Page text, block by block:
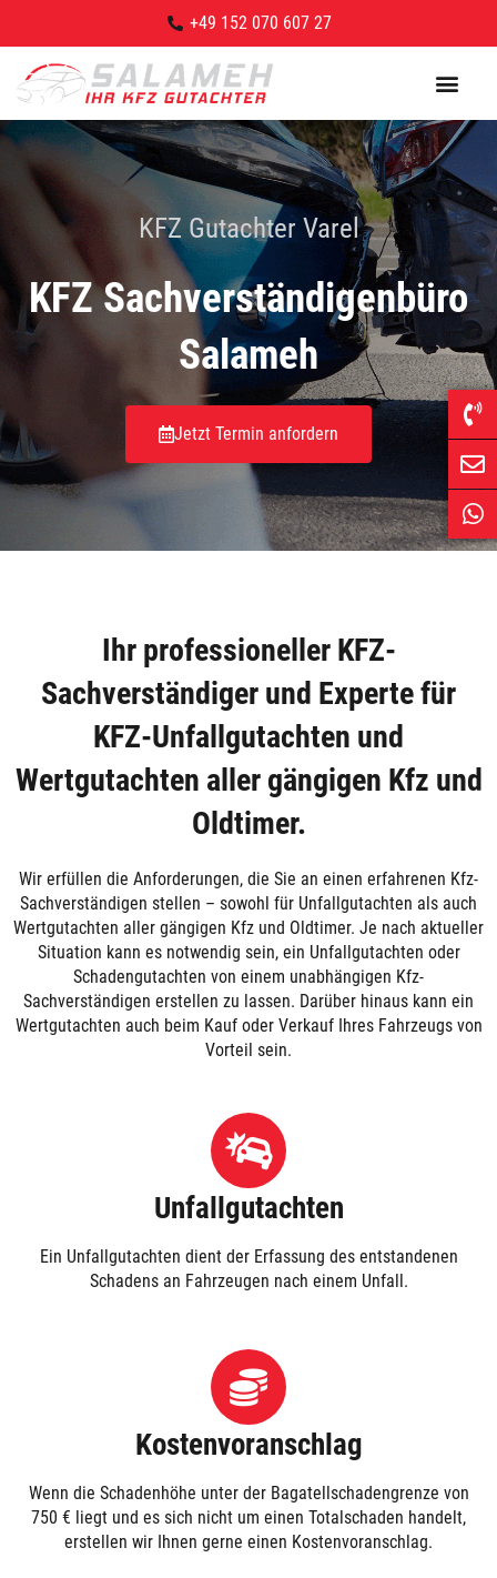
+49 152 070 607 27
KFZ Gutachter Varel
KFZ Sachverständigen­büro
Salameh
Jetzt Termin anfordern
Ihr professioneller KFZ-
Sachverständiger und Experte für
KFZ-Unfallgutachten und
Wertgutachten aller gängigen Kfz und
Oldtimer.
Wir erfüllen die Anforderungen, die Sie an einen erfahrenen Kfz-
Sachverständigen stellen – sowohl für Unfallgutachten als auch
Wertgutachten aller gängigen Kfz und Oldtimer. Je nach aktueller
Situation kann es notwendig sein, ein Unfallgutachten oder
Schadengutachten von einem unabhängigen Kfz-
Sachverständigen erstellen zu lassen. Darüber hinaus kann ein
Wertgutachten auch beim Kauf oder Verkauf Ihres Fahrzeugs von
Vorteil sein.
Unfallgutachten
Ein Unfallgutachten dient der Erfassung des entstandenen
Schadens an Fahrzeugen nach einem Unfall.
Kostenvoranschlag
Wenn die Schadenhöhe unter der Bagatellschadengrenze von
750 € liegt und es sich nicht um einen Totalschaden handelt,
erstellen wir Ihnen gerne einen Kostenvoranschlag.